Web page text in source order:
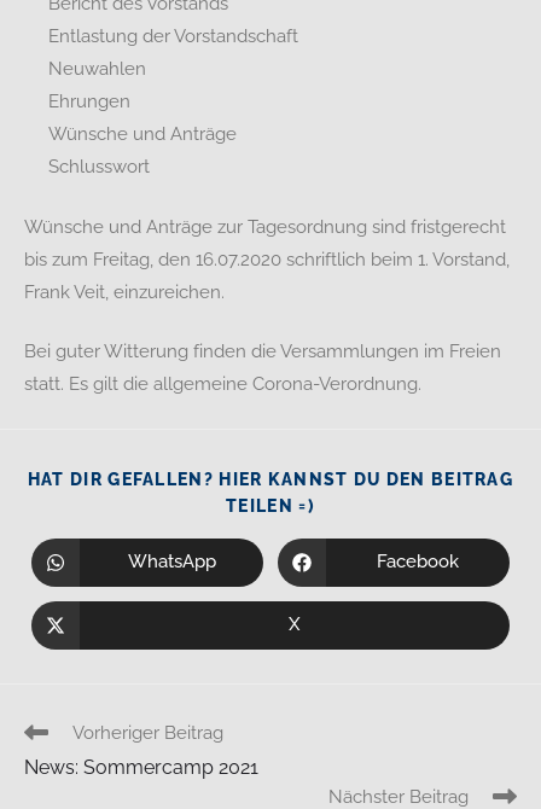
Entlastung der Vorstandschaft
Neuwahlen
Ehrungen
Wünsche und Anträge
Schlusswort
Wünsche und Anträge zur Tagesordnung sind fristgerecht
bis zum Freitag, den 16.07.2020 schriftlich beim 1. Vorstand,
Frank Veit, einzureichen.
Bei guter Witterung finden die Versammlungen im Freien
statt. Es gilt die allgemeine Corona-Verordnung.
HAT DIR GEFALLEN? HIER KANNST DU DEN BEITRAG
TEILEN =)
WhatsApp Facebook
X
Vorheriger Beitrag
News: Sommercamp 2021
Nächster Beitrag